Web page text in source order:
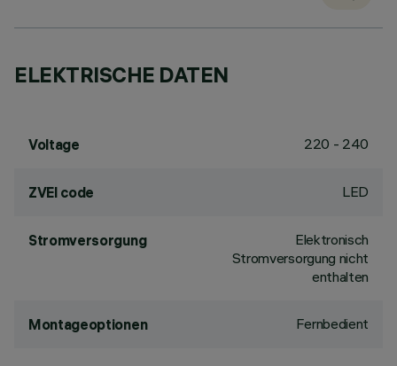
ELEKTRISCHE DATEN
Voltage 220 - 240
ZVEI code LED
Stromversorgung
Elektronisch
Stromversorgung nicht
enthalten
Montageoptionen Fernbedient